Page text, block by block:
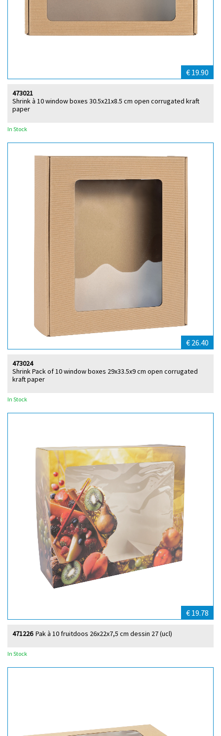
€ 19.90
Shrink à 10 window boxes 30.5x21x8.5 cm open corrugated kraft
paper
473021
In Stock
€ 26.40
Shrink Pack of 10 window boxes 29x33.5x9 cm open corrugated
kraft paper
473024
In Stock
€ 19.78
Pak à 10 fruitdoos 26x22x7,5 cm dessin 27 (ucl)
471226
In Stock